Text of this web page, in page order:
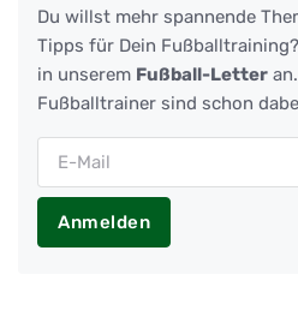
Du willst mehr spannende
Tipps für Dein
in unserem Fußball-Letter
Fußballtrainer sind schon
Anmelden